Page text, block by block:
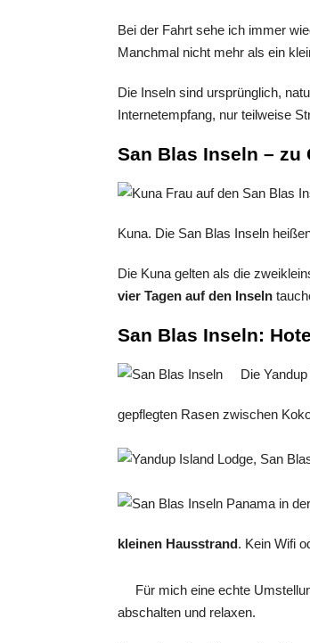
Bei der Fahrt sehe ich immer
Manchmal nicht mehr als ein
Die Inseln sind ursprünglich,
Internetempfang, nur teilweise
San Blas Inseln – zu
Kuna. Die San Blas Inseln
Die Kuna gelten als die
vier Tagen auf den Inseln
San Blas Inseln:
Die
gepflegten Rasen zwischen
kleinen Hausstrand. Kein Wifi
Für mich eine echte
abschalten und relaxen.